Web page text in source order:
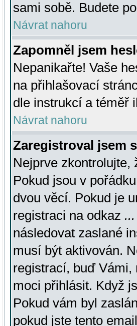
sami sobě. Budete
Návrat nahoru
Zapomněl jsem
Nepanikařte! Vaše
na přihlašovací
dle instrukcí a téměř
Návrat nahoru
Zaregistroval jsem
Nejprve zkontrolujte,
Pokud jsou v
dvou věcí. Pokud je
registraci na odkaz
následovat zaslané
musí být aktivován.
registrací, buď Vámi,
moci přihlásit. Když
Pokud vám byl
pokud jste tento